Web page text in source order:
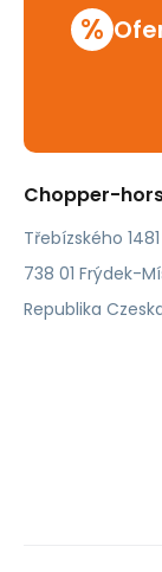
%
Chopper-
Třebízského 1481
738 01 Frýdek-
Republika